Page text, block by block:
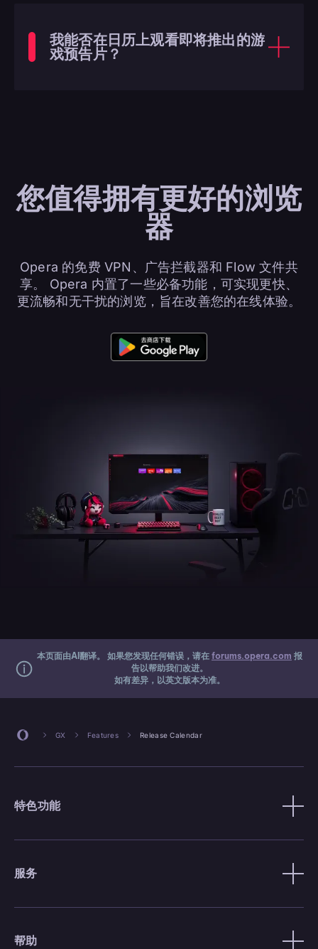
我能否在日历上观看即将推出的游
戏预告片？
您值得拥有更好的浏览
器
Opera 的免费 VPN、广告拦截器和 Flow 文件共
享。 Opera 内置了一些必备功能，可实现更快、
更流畅和无干扰的浏览，旨在改善您的在线体验。
本页面由AI翻译。 如果您发现任何错误，请在 forums.opera.com 报
告以帮助我们改进。
如有差异，以英文版本为准。
GX Features Release Calendar
特色功能
服务
帮助